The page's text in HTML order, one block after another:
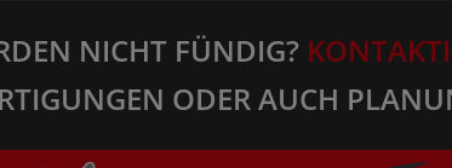
NICHT FÜNDIG?
ODER AUCH